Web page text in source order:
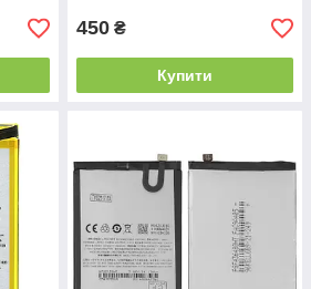
450 ₴
Купити